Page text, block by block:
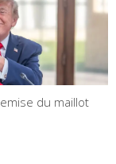
du maillot